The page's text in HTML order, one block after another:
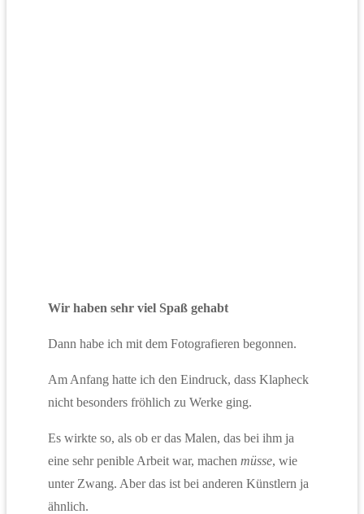
Wir haben sehr viel Spaß gehabt
Dann habe ich mit dem Fotografieren begonnen.
Am Anfang hatte ich den Eindruck, dass Klapheck
nicht besonders fröhlich zu Werke ging.
Es wirkte so, als ob er das Malen, das bei ihm ja
eine sehr penible Arbeit war, machenmüsse, wie
unter Zwang. Aber das ist bei anderen Künstlern ja
ähnlich.